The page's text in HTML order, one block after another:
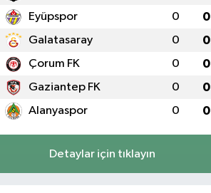
Eyüpspor 0 0
Galatasaray 0 0
Çorum FK 0 0
Gaziantep FK 0 0
Alanyaspor 0 0
Detaylar için tıklayın